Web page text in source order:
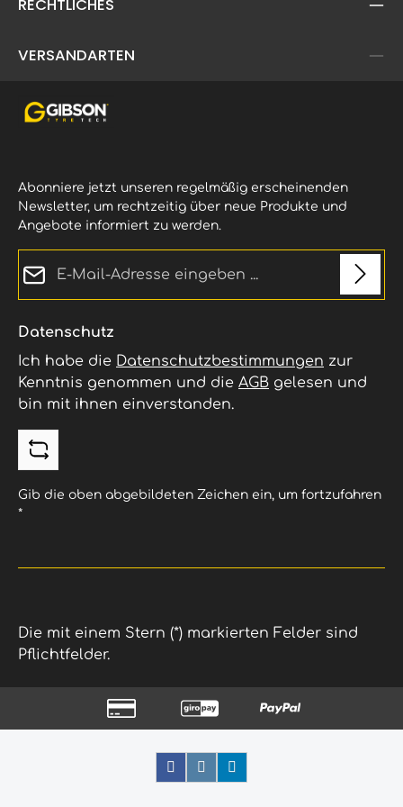
Gewebeeinlage aus Polyesterextrem
Bodenbeschaffenheiten –auch eingeschränkt
RECHTLICHES
VERSANDARTEN
Abonniere jetzt unseren regelmäßig erscheinenden
Newsletter, um rechtzeitig über neue Produkte und
Angebote informiert zu werden.
Datenschutz
Ich habe die Datenschutzbestimmungen zur
Kenntnis genommen und die AGB gelesen und
bin mit ihnen einverstanden.
Gib die oben abgebildeten Zeichen ein, um fortzufahren
*
Die mit einem Stern (*) markierten Felder sind
Pflichtfelder.